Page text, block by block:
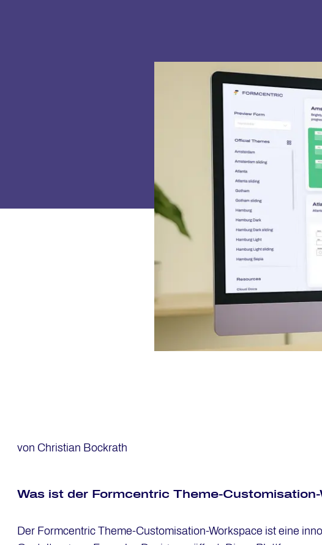
von Christian Bockrath
Was ist der Form­cen­tric Theme-Custo­mi­s­a­ti­on-
Der Formcentric Theme-Customisation-Workspace ist eine